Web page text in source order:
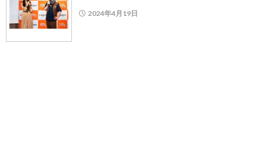
2024年4月19日